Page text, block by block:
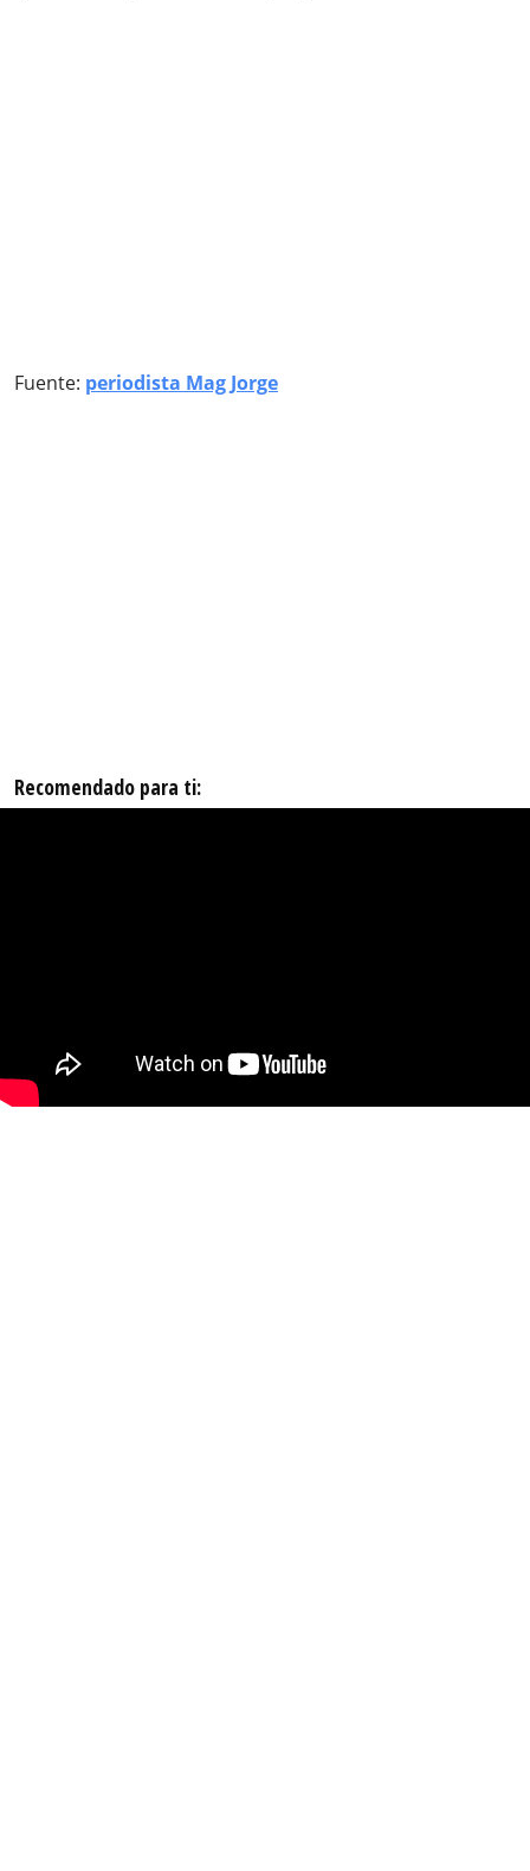
Fuente: periodista Mag Jorge
Recomendado para ti: